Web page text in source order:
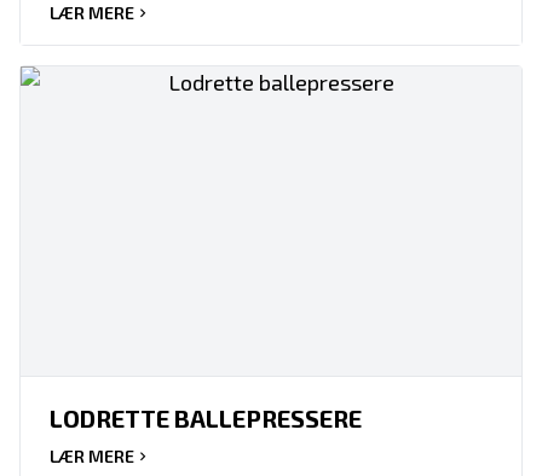
LÆR MERE
LODRETTE BALLEPRESSERE
LÆR MERE